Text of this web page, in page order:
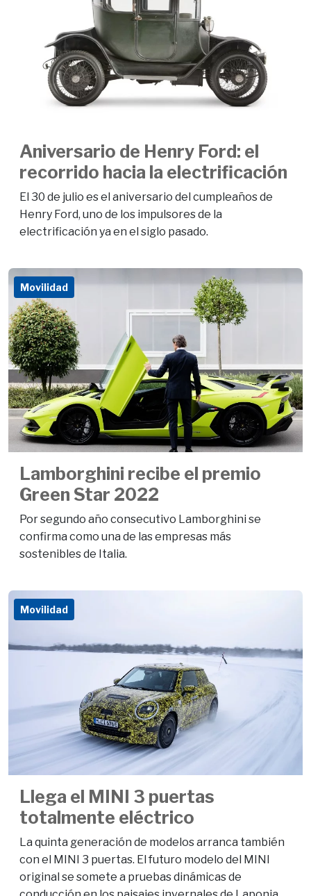
Aniversario de Henry Ford: el
recorrido hacia la electrificación
El 30 de julio es el aniversario del cumpleaños de
Henry Ford, uno de los impulsores de la
electrificación ya en el siglo pasado.
Movilidad
Lamborghini recibe el premio
Green Star 2022
Por segundo año consecutivo Lamborghini se
confirma como una de las empresas más
sostenibles de Italia.
Movilidad
Llega el MINI 3 puertas
totalmente eléctrico
La quinta generación de modelos arranca también
con el MINI 3 puertas. El futuro modelo del MINI
original se somete a pruebas dinámicas de